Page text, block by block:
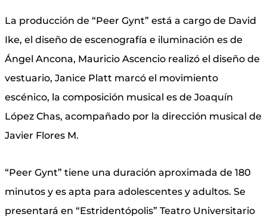
La producción de “Peer Gynt” está a cargo de David
Ike, el diseño de escenografía e iluminación es de
Ángel Ancona, Mauricio Ascencio realizó el diseño de
vestuario, Janice Platt marcó el movimiento
escénico, la composición musical es de Joaquín
López Chas, acompañado por la dirección musical de
Javier Flores M.
“Peer Gynt” tiene una duración aproximada de 180
minutos y es apta para adolescentes y adultos. Se
presentará en “Estridentópolis” Teatro Universitario